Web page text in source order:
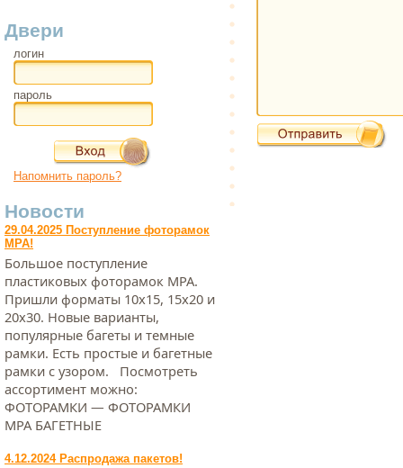
Двери
логин
пароль
Напомнить пароль?
Новости
29.04.2025 Поступление фоторамок
МРА!
Большое поступление
пластиковых фоторамок МРА.
Пришли форматы 10х15, 15х20 и
20х30. Новые варианты,
популярные багеты и темные
рамки. Есть простые и багетные
рамки с узором. Посмотреть
ассортимент можно:
ФОТОРАМКИ — ФОТОРАМКИ
МРА БАГЕТНЫЕ
4.12.2024 Распродажа пакетов!